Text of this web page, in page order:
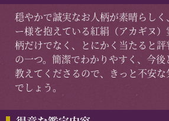
穏やかで誠実なお人柄が素晴らしく
ー様を抱えている紅絹（アカギヌ
柄だけでなく、とにかく当たると
の一つ。簡潔でわかりやすく、今
教えてくださるので、きっと不安
でしょう。